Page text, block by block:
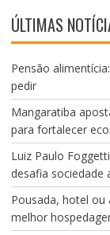
ÚLTIMAS
Pensão
pedir
Mangaratiba
para fortalecer
Luiz Paulo
desafia sociedade
Pousada, hotel
melhor